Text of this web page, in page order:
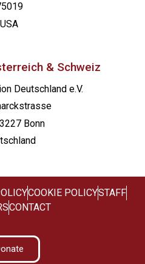
USA
& Schweiz
Deutschland e.V.
Bonn
COOKIE POLICYSTAFF
CONTACT